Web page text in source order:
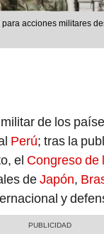
acciones militares
de los
Perú; tras la
el Congreso de
deJapón,
y